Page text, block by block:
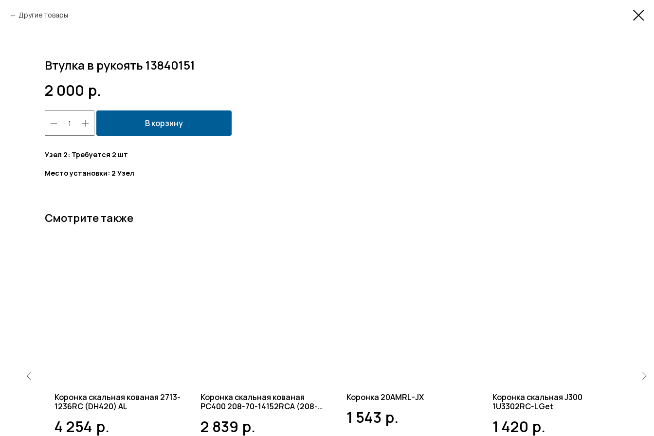
Другие товары
Втулка в рукоять 13840151
2 000 р.
В корзину
Узел 2: Требуется 2 шт
Место установки: 2 Узел
Смотрите также
Коронка скальная кованая 2713-
1236RC (DH420) AL
4 254 р.
Коронка скальная кованая
PC400 208-70-14152RCA (208-
2 839 р.
Коронка 20AMRL-JX
1 543 р.
Коронка скальная J300
1U3302RC-LGet
1 420 р.